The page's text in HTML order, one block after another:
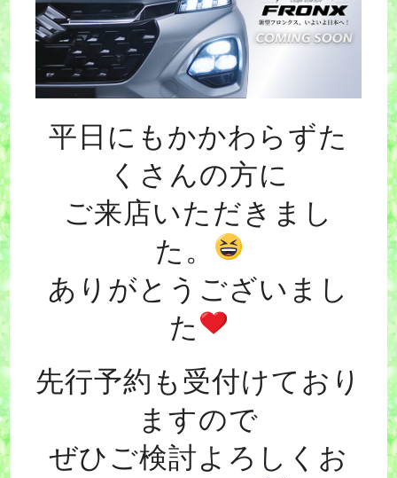
平日にもかかわらずた
くさんの方に
ご来店いただきまし
た。
ありがとうございまし
た
先行予約も受付けており
ますので
ぜひご検討よろしくお